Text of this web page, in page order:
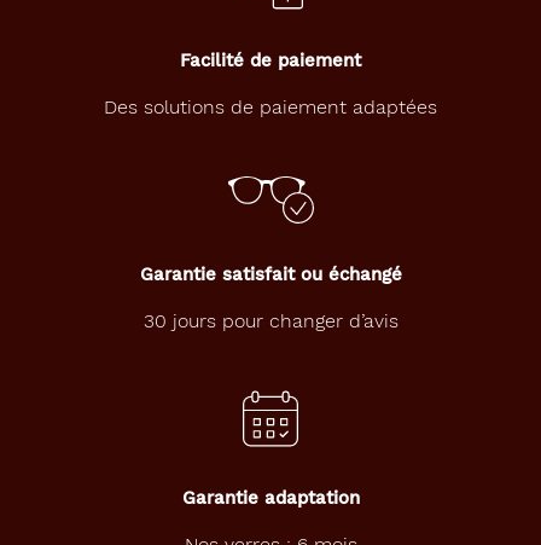
Facilité de paiement
Des solutions de paiement adaptées
Garantie satisfait ou échangé
30 jours pour changer d’avis
Garantie adaptation